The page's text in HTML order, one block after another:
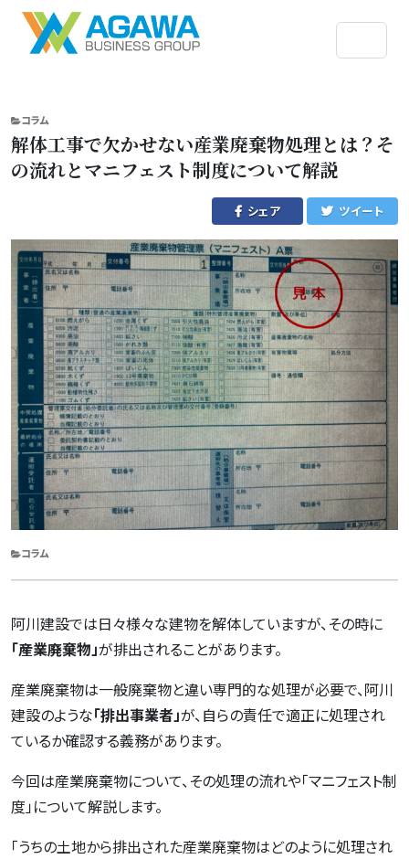
CATEGORIES
コラム
解体工事で欠かせない産業廃棄物処理とは？そ
の流れとマニフェスト制度について解説
シェア ツイート
CATEGORIES
コラム
阿川建設では日々様々な建物を解体していますが、その時に
「産業廃棄物」が排出されることがあります。
産業廃棄物は一般廃棄物と違い専門的な処理が必要で、阿川
建設のような「排出事業者」が、自らの責任で適正に処理され
ているか確認する義務があります。
今回は産業廃棄物について、その処理の流れや「マニフェスト制
度」について解説します。
「うちの土地から排出された産業廃棄物はどのように処理され